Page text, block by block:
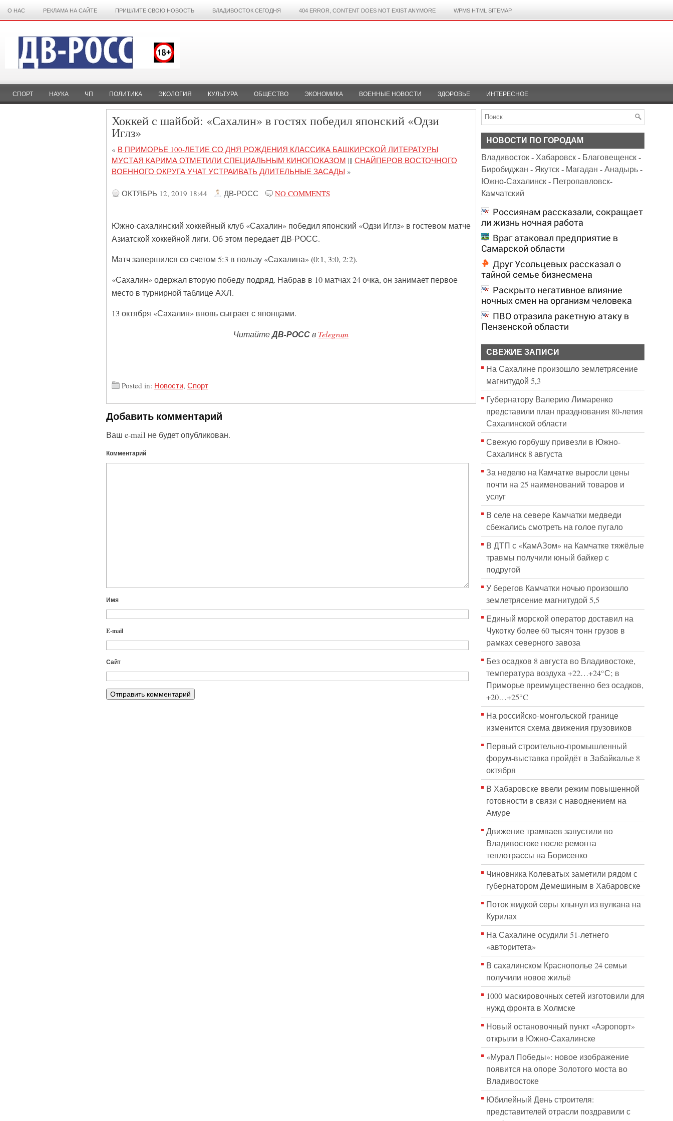
О НАС РЕКЛАМА НА САЙТЕ ПРИШЛИТЕ СВОЮ НОВОСТЬ ВЛАДИВОСТОК СЕГОДНЯ 404 ERROR, CONTENT DOES NOT EXIST ANYMORE WPMS HTML SITEMAP
СПОРТ НАУКА ЧП ПОЛИТИКА ЭКОЛОГИЯ КУЛЬТУРА ОБЩЕСТВО ЭКОНОМИКА ВОЕННЫЕ НОВОСТИ ЗДОРОВЬЕ ИНТЕРЕСНОЕ
Хоккей с шайбой: «Сахалин» в гостях победил японский «Одзи
Иглз»
« В ПРИМОРЬЕ 100-ЛЕТИЕ СО ДНЯ РОЖДЕНИЯ КЛАССИКА БАШКИРСКОЙ ЛИТЕРАТУРЫ
МУСТАЯ КАРИМА ОТМЕТИЛИ СПЕЦИАЛЬНЫМ КИНОПОКАЗОМ ||| СНАЙПЕРОВ ВОСТОЧНОГО
ВОЕННОГО ОКРУГА УЧАТ УСТРАИВАТЬ ДЛИТЕЛЬНЫЕ ЗАСАДЫ »
ОКТЯБРЬ 12, 2019 18:44 ДВ-РОСС NO COMMENTS
Южно-сахалинский хоккейный клуб «Сахалин» победил японский «Одзи Иглз» в гостевом матче
Азиатской хоккейной лиги. Об этом передает ДВ-РОСС.
Матч завершился со счетом 5:3 в пользу «Сахалина» (0:1, 3:0, 2:2).
«Сахалин» одержал вторую победу подряд. Набрав в 10 матчах 24 очка, он занимает первое
место в турнирной таблице АХЛ.
13 октября «Сахалин» вновь сыграет с японцами.
ЧитайтеДВ-РОССв Telegram
Posted in: Новости, Спорт
Добавить комментарий
Ваш e-mail не будет опубликован.
Комментарий
Имя
E-mail
Сайт
НОВОСТИ ПО ГОРОДАМ
Владивосток-Хабаровск- Благовещенск-
Биробиджан - Якутск- Магадан -Анадырь-
Южно-Сахалинск- Петропавловск-
Камчатский
Россиянам рассказали, сокращает
ли жизнь ночная работа
Враг атаковал предприятие в
Самарской области
Друг Усольцевых рассказал о
тайной семье бизнесмена
Раскрыто негативное влияние
ночных смен на организм человека
ПВО отразила ракетную атаку в
Пензенской области
СВЕЖИЕ ЗАПИСИ
На Сахалине произошло землетрясение
магнитудой 5,3
Губернатору Валерию Лимаренко
представили план празднования 80-летия
Сахалинской области
Свежую горбушу привезли в Южно-
Сахалинск 8 августа
За неделю на Камчатке выросли цены
почти на 25 наименований товаров и
услуг
В селе на севере Камчатки медведи
сбежались смотреть на голое пугало
В ДТП с «КамАЗом» на Камчатке тяжёлые
травмы получили юный байкер с
подругой
У берегов Камчатки ночью произошло
землетрясение магнитудой 5,5
Единый морской оператор доставил на
Чукотку более 60 тысяч тонн грузов в
рамках северного завоза
Без осадков 8 августа во Владивостоке,
температура воздуха +22…+24°С; в
Приморье преимущественно без осадков,
+20…+25°C
На российско‑монгольской границе
изменится схема движения грузовиков
Первый строительно‑промышленный
форум‑выставка пройдёт в Забайкалье 8
октября
В Хабаровске ввели режим повышенной
готовности в связи с наводнением на
Амуре
Движение трамваев запустили во
Владивостоке после ремонта
теплотрассы на Борисенко
Чиновника Колеватых заметили рядом с
губернатором Демешиным в Хабаровске
Поток жидкой серы хлынул из вулкана на
Курилах
На Сахалине осудили 51-летнего
«авторитета»
В сахалинском Краснополье 24 семьи
получили новое жильё
1000 маскировочных сетей изготовили для
нужд фронта в Холмске
Новый остановочный пункт «Аэропорт»
открыли в Южно-Сахалинске
«Мурал Победы»: новое изображение
появится на опоре Золотого моста во
Владивостоке
Юбилейный День строителя:
представителей отрасли поздравили с